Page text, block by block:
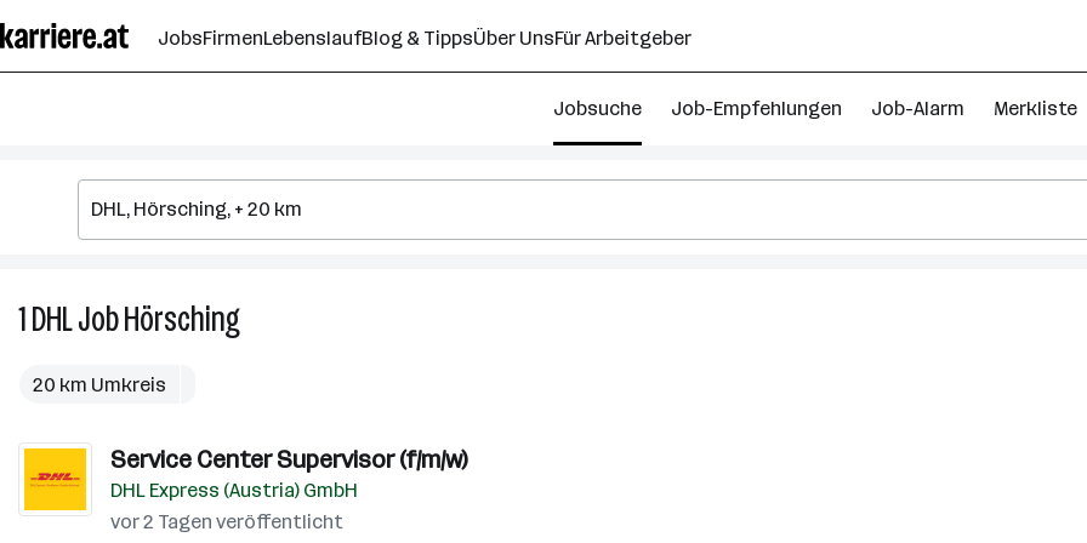
Seiteninhalt
springen
JobsFirmenLebenslaufBlog & TippsÜber UnsFür Arbeitgeber
Jobsuche Job-Empfehlungen Job-Alarm Merkliste
1DHLJobHörsching1
DHL
20 km Umkreis
Service Center Supervisor (f/m/w)
DHL Express (Austria) GmbH
vor 2 Tagen veröffentlicht